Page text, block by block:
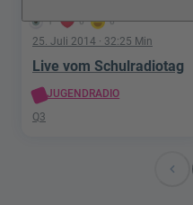
1 0 0
25. Juli 2014 · 32:25 Min
Live vom Schulradiotag
JUGENDRADIO
Q3
navigate_before